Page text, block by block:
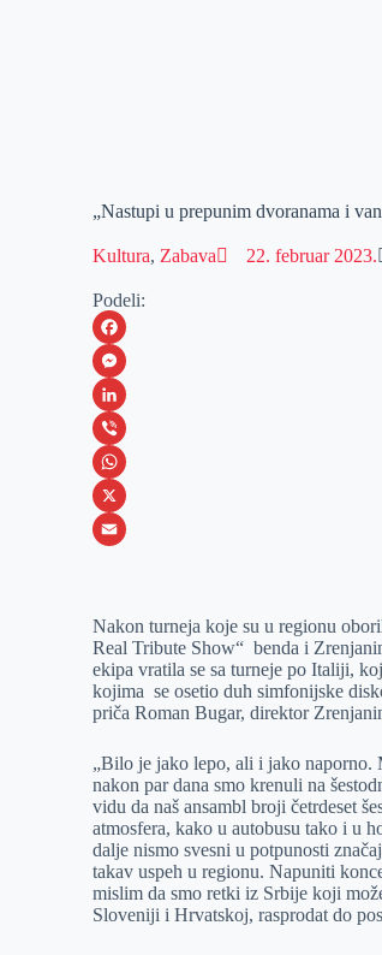
„Nastupi u prepunim dvoranama i
Kultura, Zabava 22. februar 2023.
Podeli:
F
a
c
e
b
o
M
e
s
s
e
e
r
L
i
n
k
I
n
V
i
b
W
h
s
A
p
X
a
i
l
Nakon turneja koje su u regionu
Real Tribute Show“ benda i
ekipa vratila se sa turneje po Italiji,
kojima se osetio duh simfonijske
priča Roman Bugar, direktor
„Bilo je jako lepo, ali i jako
nakon par dana smo krenuli na
vidu da naš ansambl broji četrdeset
atmosfera, kako u autobusu tako i u
dalje nismo svesni u potpunosti
takav uspeh u regionu. Napuniti
mislim da smo retki iz Srbije koji
Sloveniji i Hrvatskoj, rasprodat do